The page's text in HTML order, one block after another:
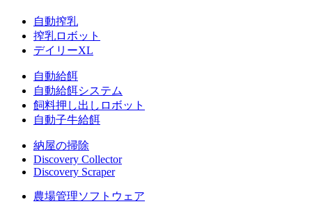
自動搾乳
搾乳ロボット
デイリーXL
自動給餌
自動給餌システム
飼料押し出しロボット
自動子牛給餌
納屋の掃除
Discovery Collector
Discovery Scraper
農場管理ソフトウェア